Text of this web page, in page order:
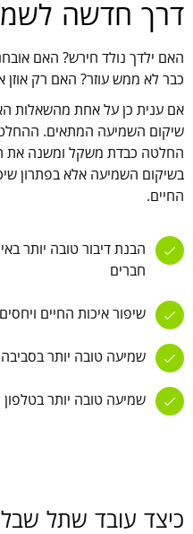
דרך חדשה
האם ילדך נולד חירש? האם
כבר לא ממש עוזר? האם רק
אם ענית כן על אחת מהשאלות
שיקום השמיעה המתאים.
החלטה כבדת משקל ומשנה את
בשיקום השמיעה אלא בפתרון
החיים.
הבנת דיבור טובה יותר
חברים
שיפור איכות החיים
שמיעה טובה יותר
שמיעה טובה יותר בטלפון
כיצד עובד שתל